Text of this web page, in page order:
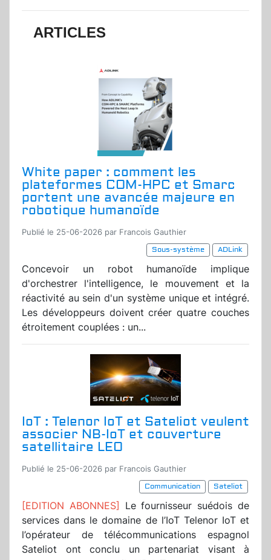
ARTICLES
White paper : comment les
plateformes COM-HPC et Smarc
portent une avancée majeure en
robotique humanoïde
Publié le 25-06-2026 par Francois Gauthier
Sous-système
ADLink
Concevoir un robot humanoïde implique
d'orchestrer l'intelligence, le mouvement et la
réactivité au sein d'un système unique et intégré.
Les développeurs doivent créer quatre couches
étroitement couplées : un...
IoT : Telenor IoT et Sateliot veulent
associer NB-IoT et couverture
satellitaire LEO
Publié le 25-06-2026 par Francois Gauthier
Communication
Sateliot
[EDITION ABONNES] Le fournisseur suédois de
services dans le domaine de l’IoT Telenor IoT et
l’opérateur de télécommunications espagnol
Sateliot ont conclu un partenariat visant à